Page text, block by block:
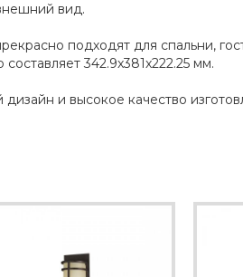
вид.
подходят для спальни,
342.9x381x222.25 мм.
и высокое качество